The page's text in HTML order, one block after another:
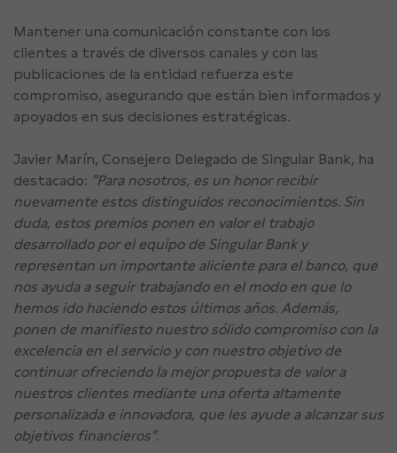
Mantener una comunicación constante con los
clientes a través de diversos canales y con las
publicaciones de la entidad refuerza este
compromiso, asegurando que están bien informados y
apoyados en sus decisiones estratégicas.
Javier Marín, Consejero Delegado de Singular Bank, ha
destacado: "Para nosotros, es un honor recibir
nuevamente estos distinguidos reconocimientos. Sin
duda, estos premios ponen en valor el trabajo
desarrollado por el equipo de Singular Bank y
representan un importante aliciente para el banco, que
nos ayuda a seguir trabajando en el modo en que lo
hemos ido haciendo estos últimos años. Además,
ponen de manifiesto nuestro sólido compromiso con la
excelencia en el servicio y con nuestro objetivo de
continuar ofreciendo la mejor propuesta de valor a
nuestros clientes mediante una oferta altamente
personalizada e innovadora, que les ayude a alcanzar sus
objetivos financieros".